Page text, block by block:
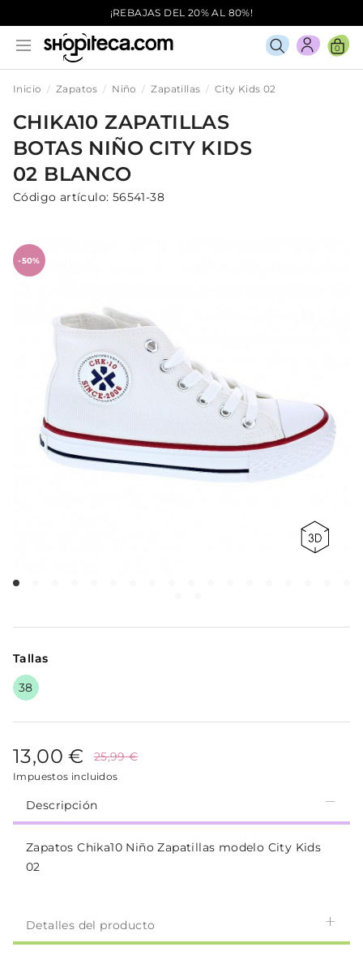
¡REBAJAS DEL 20% AL 80%!
0
Inicio Zapatos Niño Zapatillas City Kids 02
CHIKA10 ZAPATILLAS
BOTAS NIÑO CITY KIDS
02 BLANCO
Código artículo: 56541-38
-50%
Tallas
38
13,00 € 25,99 €
Impuestos incluidos
Descripción
Zapatos Chika10 Niño Zapatillas modelo City Kids
02
Detalles del producto